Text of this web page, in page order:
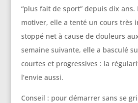
“plus fait de sport” depuis dix ans.
motiver, elle a tenté un cours très
stoppé net à cause de douleurs
semaine suivante, elle a basculé
courtes et progressives : la
l’envie aussi.
Conseil : pour démarrer sans se